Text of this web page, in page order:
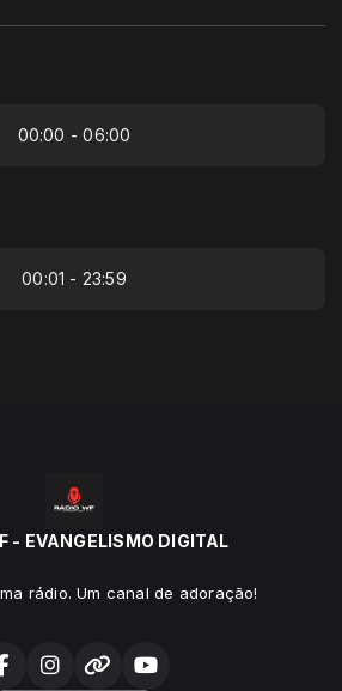
00:00 - 06:00
00:01 - 23:59
- EVANGELISMO DIGITAL
rádio. Um canal de adoração!